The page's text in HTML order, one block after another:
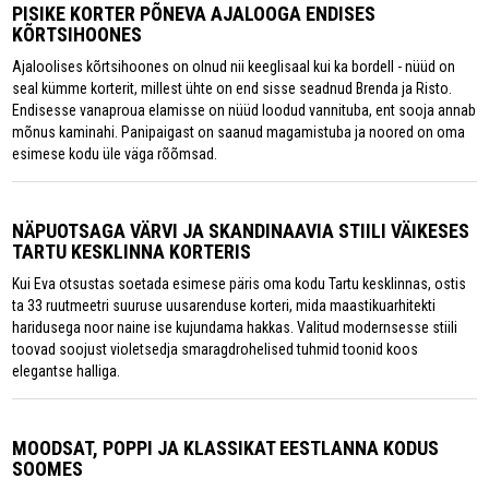
PISIKE KORTER PÕNEVA AJALOOGA ENDISES
KÕRTSIHOONES
Ajaloolises kõrtsihoones on olnud nii keeglisaal kui ka bordell - nüüd on
seal kümme korterit, millest ühte on end sisse seadnud Brenda ja Risto.
Endisesse vanaproua elamisse on nüüd loodud vannituba, ent sooja annab
mõnus kaminahi. Panipaigast on saanud magamistuba ja noored on oma
esimese kodu üle väga rõõmsad.
NÄPUOTSAGA VÄRVI JA SKANDINAAVIA STIILI VÄIKESES
TARTU KESKLINNA KORTERIS
Kui Eva otsustas soetada esimese päris oma kodu Tartu kesklinnas, ostis
ta 33 ruutmeetri suuruse uusarenduse korteri, mida maastikuarhitekti
haridusega noor naine ise kujundama hakkas. Valitud modernsesse stiili
toovad soojust violetsedja smaragdrohelised tuhmid toonid koos
elegantse halliga.
MOODSAT, POPPI JA KLASSIKAT EESTLANNA KODUS
SOOMES